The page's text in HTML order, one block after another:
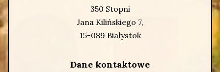
350 Stopni
Jana Kilińskiego 7,
15-089 Białystok
Dane kontaktowe